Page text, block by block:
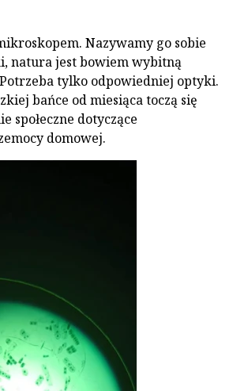
Nazywamy go sobie
natura jest bowiem wybitną
tylko odpowiedniej optyki.
bańce od miesiąca toczą się
społeczne dotyczące
domowej.